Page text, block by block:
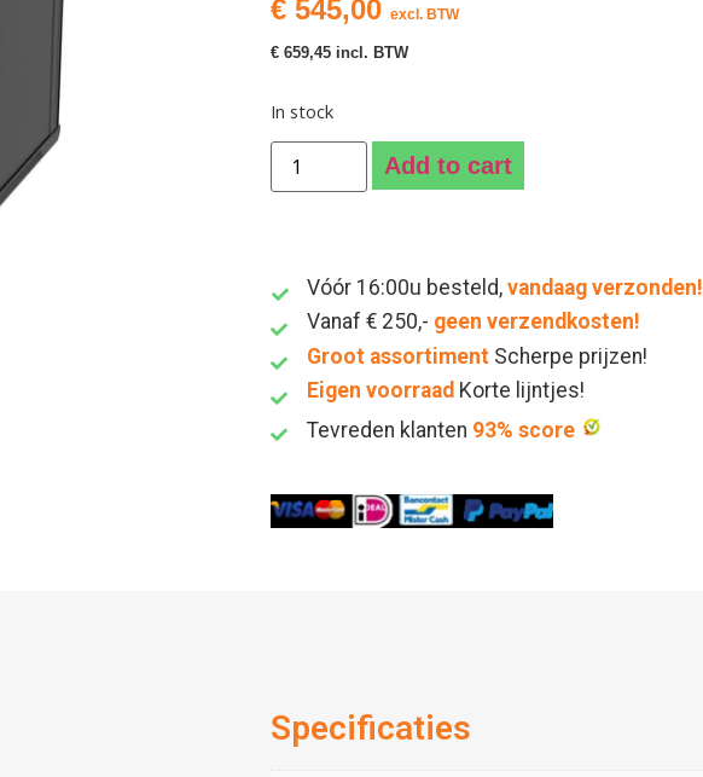
€ 545,00 excl. BTW
€ 659,45 incl. BTW
In stock
Add to cart
Vóór 16:00u besteld, vandaag verzonden!
Vanaf € 250,- geen verzendkosten!
Groot assortiment Scherpe prijzen!
Eigen voorraad Korte lijntjes!
Tevreden klanten 93% score
Specificaties